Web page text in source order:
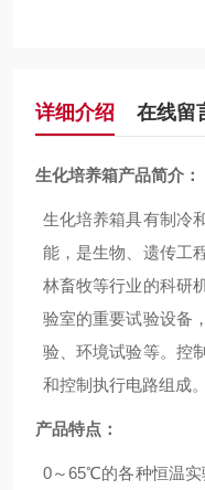
详细介绍 在线留
生化培养箱产品简介：
生化培养箱具有制冷
能，是生物、遗传工
林畜牧等行业的科研
验室的重要试验设备
验、环境试验等。控
和控制执行电路组成。
产品特点：
0～65℃的各种恒温